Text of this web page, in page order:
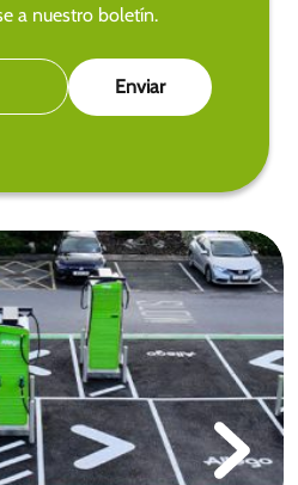
a nuestro boletín.